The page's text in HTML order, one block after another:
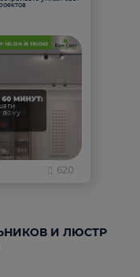
620
И ЛЮСТР